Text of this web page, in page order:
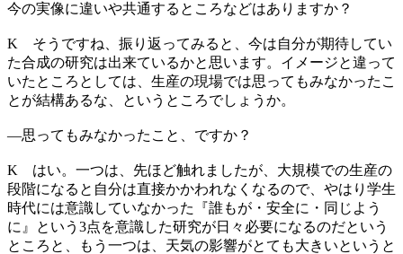
今の実像に違いや共通するところなどはありますか？
K そうですね、振り返ってみると、今は自分が期待してい
た合成の研究は出来ているかと思います。イメージと違って
いたところとしては、生産の現場では思ってもみなかったこ
とが結構あるな、というところでしょうか。
―思ってもみなかったこと、ですか？
K はい。一つは、先ほど触れましたが、大規模での生産の
段階になると自分は直接かかわれなくなるので、やはり学生
時代には意識していなかった『誰もが・安全に・同じよう
に』という3点を意識した研究が日々必要になるのだという
ところと、もう一つは、天気の影響がとても大きいというと